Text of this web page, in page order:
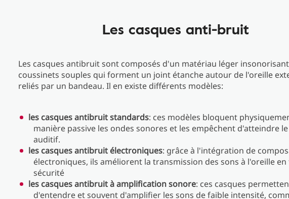
Les casques anti-bruit
Les casques antibruit sont composés d'un matériau léger
coussinets souples qui forment un joint étanche autour de l'oreille
reliés par un bandeau. Il en existe différents modèles:
les casques antibruit standards: ces modèles bloquent
manière passive les ondes sonores et les empêchent d'atteindre
auditif.
les casques antibruit électroniques: grâce à l'intégration de
électroniques, ils améliorent la transmission des sons à l'oreille
sécurité
les casques antibruit à amplification sonore: ces casques
d'entendre et souvent d'amplifier les sons de faible intensité,